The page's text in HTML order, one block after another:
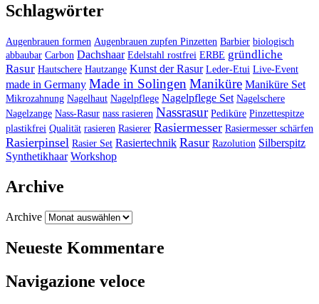
Schlagwörter
Augenbrauen formen Augenbrauen zupfen Pinzetten Barbier biologisch
abbaubar Carbon Dachshaar Edelstahl rostfrei ERBE gründliche
Rasur Hautschere Hautzange Kunst der Rasur Leder-Etui Live-Event
made in Germany Made in Solingen Maniküre Maniküre Set
Mikrozahnung Nagelhaut Nagelpflege Nagelpflege Set Nagelschere
Nagelzange Nass-Rasur nass rasieren Nassrasur Pediküre Pinzettespitze
plastikfrei Qualität rasieren Rasierer Rasiermesser Rasiermesser schärfen
Rasierpinsel Rasier Set Rasiertechnik Rasur Razolution Silberspitz
Synthetikhaar Workshop
Archive
Archive
Neueste Kommentare
Navigazione veloce